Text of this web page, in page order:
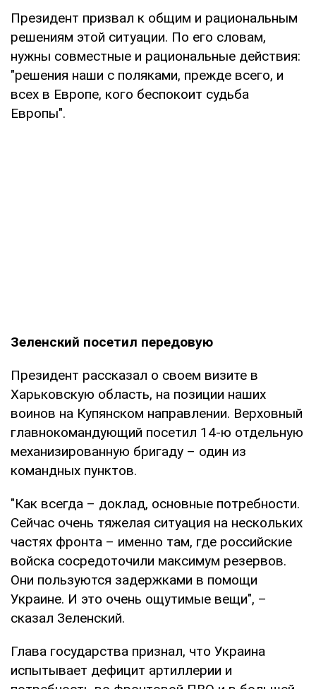
Президент призвал к общим и рациональным
решениям этой ситуации. По его словам,
нужны совместные и рациональные действия:
"решения наши с поляками, прежде всего, и
всех в Европе, кого беспокоит судьба
Европы".
Зеленский посетил передовую
Президент рассказал о своем визите в
Харьковскую область, на позиции наших
воинов на Купянском направлении. Верховный
главнокомандующий посетил 14-ю отдельную
механизированную бригаду – один из
командных пунктов.
"Как всегда – доклад, основные потребности.
Сейчас очень тяжелая ситуация на нескольких
частях фронта – именно там, где российские
войска сосредоточили максимум резервов.
Они пользуются задержками в помощи
Украине. И это очень ощутимые вещи", –
сказал Зеленский.
Глава государства признал, что Украина
испытывает дефицит артиллерии и